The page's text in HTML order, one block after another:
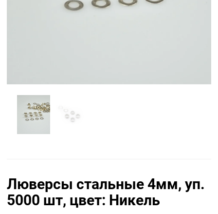
Люверсы стальные 4мм, уп.
5000 шт, цвет: Никель